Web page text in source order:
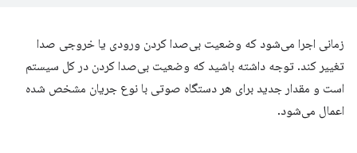
زمانی اجرا می‌شود که وضعیت بی‌صدا کردن ورودی یا خروجی صدا
تغییر کند. توجه داشته باشید که وضعیت بی‌صدا کردن در کل سیستم
است و مقدار جدید برای هر دستگاه صوتی با نوع جریان مشخص شده
اعمال می‌شود.